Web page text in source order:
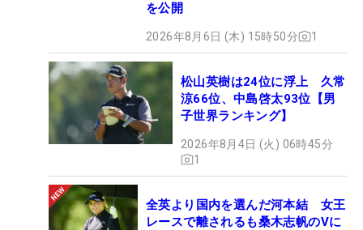
を公開
2026年8月6日 (木) 15時50分 1
松山英樹は24位に浮上 久常
涼66位、中島啓太93位【男
子世界ランキング】
2026年8月4日 (火) 06時45分
1
全英より国内を選んだ河本結 女王
レースで離されるも桑木志帆のVに